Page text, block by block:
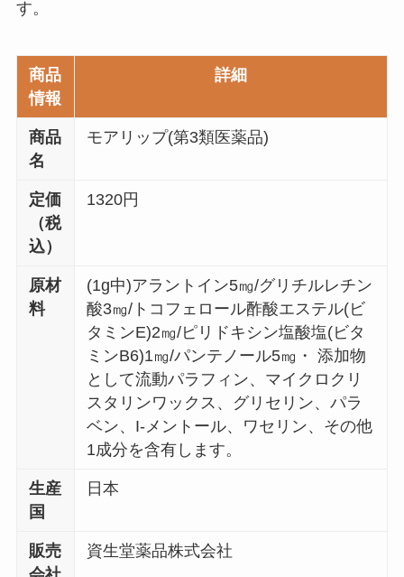
す。
商品
情報
詳細
商品
名
モアリップ(第3類医薬品)
定価
（税
込）
1320円
原材
料
(1g中)アラントイン5㎎/グリチルレチン
酸3㎎/トコフェロール酢酸エステル(ビ
タミンE)2㎎/ピリドキシン塩酸塩(ビタ
ミンB6)1㎎/パンテノール5㎎・ 添加物
として流動パラフィン、マイクロクリ
スタリンワックス、グリセリン、パラ
ベン、I-メントール、ワセリン、その他
1成分を含有します。
生産
国
日本
販売
資生堂薬品株式会社